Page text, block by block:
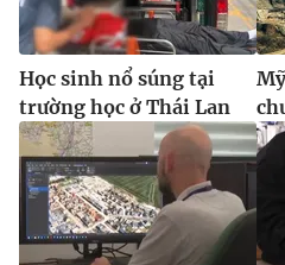
® Cấm sao chép dưới mọi hình
thuận bằng văn bản. Ghi rõ nguồn
thông tin từ website này.
Học sinh nổ súng tại
trường học ở Thái Lan